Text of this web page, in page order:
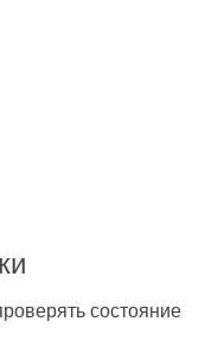
состояние